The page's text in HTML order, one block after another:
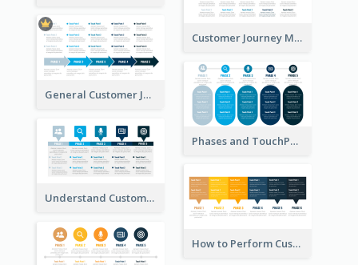
Customer Journey Map Template with Icons
General Customer Journey Map Template
Phases and TouchPoints in a Customer Journey Map
Understand Customer Journey Map
How to Perform Customer Journey Mapping?